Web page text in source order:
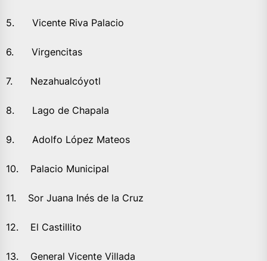
5. Vicente Riva Palacio
6. Virgencitas
7. Nezahualcóyotl
8. Lago de Chapala
9. Adolfo López Mateos
10. Palacio Municipal
11. Sor Juana Inés de la Cruz
12. El Castillito
13. General Vicente Villada